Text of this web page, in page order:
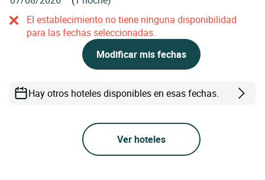
El establecimiento no tiene ninguna disponibilidad
para las fechas seleccionadas.
Modificar mis fechas
Hay otros hoteles disponibles en esas fechas.
Ver hoteles